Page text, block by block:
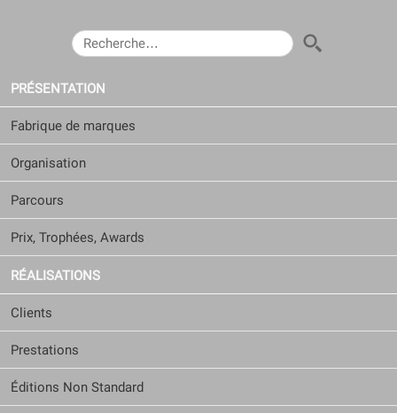
RECHERCHER :
PRÉSENTATION
Fabrique de marques
Organisation
Parcours
Prix, Trophées, Awards
RÉALISATIONS
Clients
Prestations
Éditions Non Standard